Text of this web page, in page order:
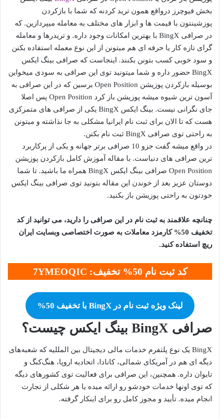
بخش فیوچرز درواقع همون ترید کردنه که شما با بازکردن
پوزشینتون با قیمت ها و ابزار های مختلف به معامله میپردازین. که
در صرافی BingX با بهترین امکانات وجود داره. و تریدرها و معامله
گرای تازه کار یا حرفه ای هم میتونن از این نوع معمله استفاده بکنن
و سود خوبی کسب بتونن بکنند. اینجاست که صرافی بینگ ایکس
BingX حضور داره و شما میتونید توی این صرافی به سودی میخواین
بوسیله بازکردن پوزیشن Open Position برسین که در این صرافی به
آسون ترین شیوه میشه پوزیشن باز کرد Open Position پس اصلا
جای نگرانی نیست. بینگ ایکس BingX یکی از صرافی های متمرکزی
هست که تا الان برای ثبت نام ایرانیا مشکلی به جا نذاشته و میتونن
به راحتی توی صرافی BingX ثبت نام بکنن.
در واقع میشه گفت جزو 10 صرافی برتر جهانه و یکی از پرکاربرد
ترین صرافی های دنیاست. با مقاله آموزش کامل بازکردن پوزیشن
Open Position صرافی بینگ ایکس BingX همراه ما باشید. تا شما
دوستان عزیز بعد از خوندن این مقاله بتونید توی صرافی بینگ ایکس
خودتون به راحتی پوزیشن باز بکنید.
چنانچه علاقمند به ثبت نام در این صرافی را دارید، می توانید از کد
تخفیف 50% کارمزد معاملات به صورت اختصاصی وبسایت ایران
ریچ استفاده کنید.
کد ثبت نام 50% تخفیف: 7YMEOQIC
لینک ویژه ثبت نام در BingX با تخفیف 50%
صرافی BingX بینگ ایکس چیست؟
BingX یک نوع پلتفرم خدمات مالی دیجیتال بین‌ المللیه که شعبه‌های
دیگه ای هم در آمریکای شمالی، کانادا، اتحادیه اروپا، هنگ‌کنگ و
تایوان داره. همچنین، این صرافی برای فعالیت توی کشورهای دیگه
که توی اونها خدمات خودشو رو ارائه میده یا هر شکلی از تجارت
انجام میده. تأیید و مجوز کامل رو برای اینکار گرفته.